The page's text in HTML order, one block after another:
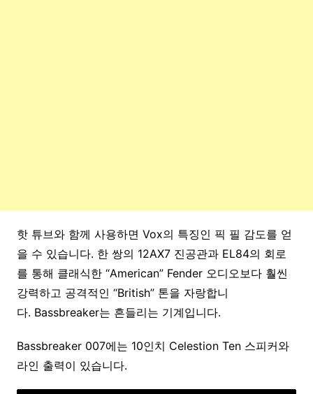
핫 튜브와 함께 사용하면 Vox의 특징인 픽 필 감도를 얻
을 수 있습니다. 한 쌍의 12AX7 진공관과 EL84의 회로
를 통해 클래식한 “American” Fender 오디오보다 훨씬
강력하고 공격적인 “British” 톤을 자랑합니
다. Bassbreaker는 흔들리는 기계입니다.
Bassbreaker 007에는 10인치 Celestion Ten 스피커와
라인 출력이 있습니다.